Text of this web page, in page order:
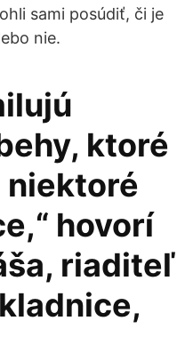
sami posúdiť, či je
nie.
ktoré
niektoré
hovorí
riaditeľ